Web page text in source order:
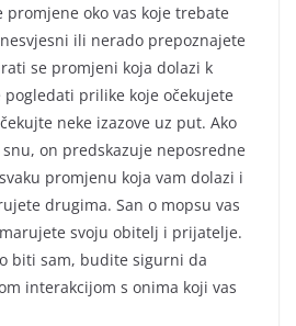
promjene oko vas koje trebate
ili nerado prepoznajete
se promjeni koja dolazi k
prilike koje očekujete
neke izazove uz put. Ako
on predskazuje neposredne
promjenu koja vam dolazi i
drugima. San o mopsu vas
svoju obitelj i prijatelje.
biti sam, budite sigurni da
interakcijom s onima koji vas